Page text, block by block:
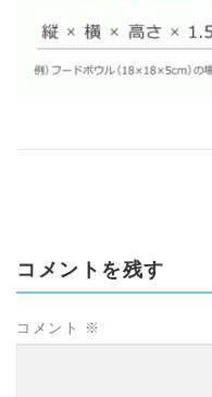
コメントを残す
コメント ※